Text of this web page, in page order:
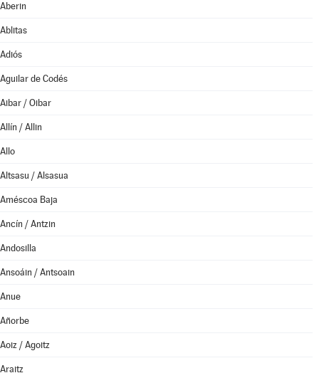
Aberin
Ablitas
Adiós
Aguilar de Codés
Aibar / Oibar
Allín / Allin
Allo
Altsasu / Alsasua
Améscoa Baja
Ancín / Antzin
Andosilla
Ansoáin / Antsoain
Anue
Añorbe
Aoiz / Agoitz
Araitz